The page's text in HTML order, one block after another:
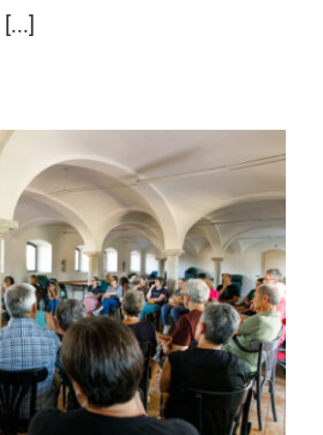
spesa ad Agropolis:
insieme le soluzioni